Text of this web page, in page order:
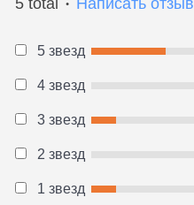
●
5 звезд
4 звезд
3 звезд
2 звезд
1 звезд